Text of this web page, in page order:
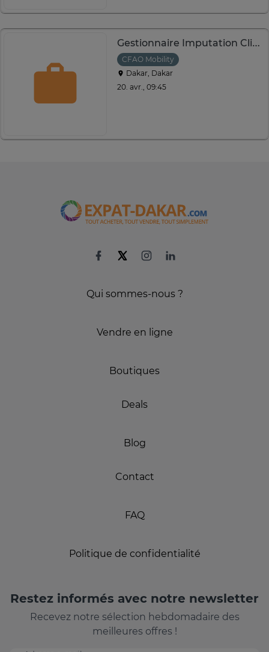
Gestionnaire Imputation Clients
CFAO Mobility
Dakar, Dakar
20. avr., 09:45
Qui sommes-nous ?
Vendre en ligne
Boutiques
Deals
Blog
Contact
FAQ
Politique de confidentialité
Restez informés avec notre newsletter
Recevez notre sélection hebdomadaire des
meilleures offres !